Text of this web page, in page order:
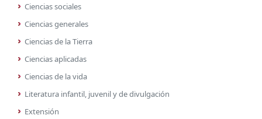
Ciencias sociales
Ciencias generales
Ciencias de la Tierra
Ciencias aplicadas
Ciencias de la vida
Literatura infantil, juvenil y de divulgación
Extensión